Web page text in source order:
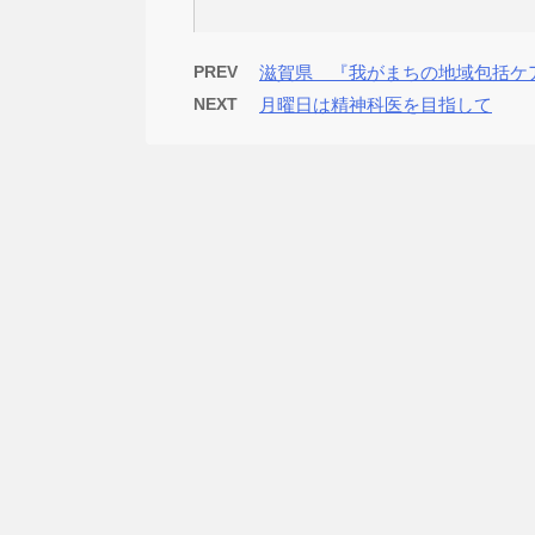
PREV 滋賀県 『我がまちの地域包括ケ
NEXT 月曜日は精神科医を目指して